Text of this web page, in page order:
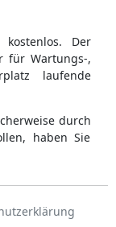
Der
für Wartungs-,
laufende
durch
haben Sie